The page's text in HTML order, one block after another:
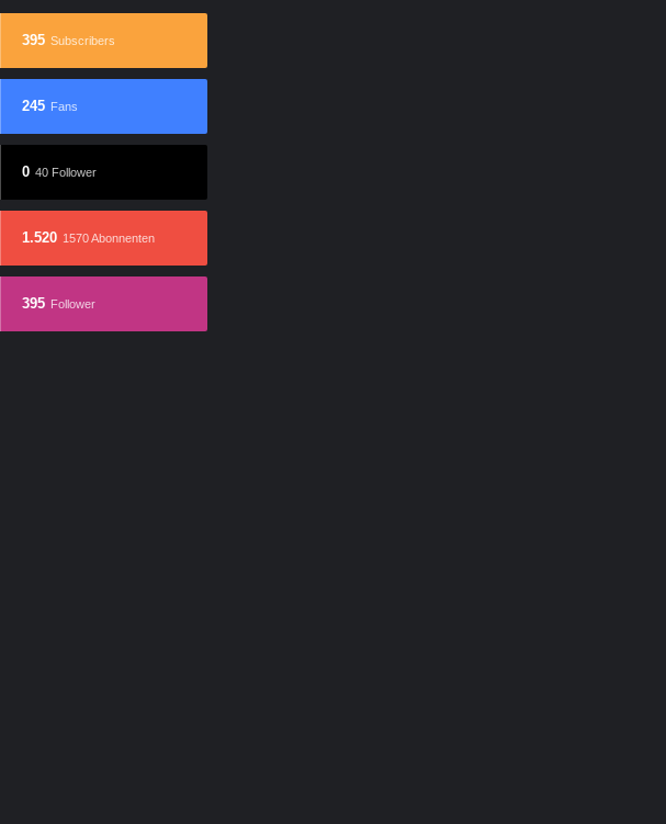
395 Subscribers
245 Fans
0 40 Follower
1.520 1570 Abonnenten
395 Follower